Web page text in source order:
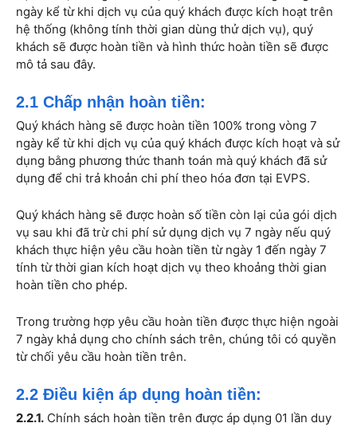
ngày kể từ khi dịch vụ của quý khách được kích hoạt trên
hệ thống (không tính thời gian dùng thử dịch vụ), quý
khách sẽ được hoàn tiền và hình thức hoàn tiền sẽ được
mô tả sau đây.
2.1 Chấp nhận hoàn tiền:
Quý khách hàng sẽ được hoàn tiền 100% trong vòng 7
ngày kể từ khi dịch vụ của quý khách được kích hoạt và sử
dụng bằng phương thức thanh toán mà quý khách đã sử
dụng để chi trả khoản chi phí theo hóa đơn tại EVPS.
Quý khách hàng sẽ được hoàn số tiền còn lại của gói dịch
vụ sau khi đã trừ chi phí sử dụng dịch vụ 7 ngày nếu quý
khách thực hiện yêu cầu hoàn tiền từ ngày 1 đến ngày 7
tính từ thời gian kích hoạt dịch vụ theo khoảng thời gian
hoàn tiền cho phép.
Trong trường hợp yêu cầu hoàn tiền được thực hiện ngoài
7 ngày khả dụng cho chính sách trên, chúng tôi có quyền
từ chối yêu cầu hoàn tiền trên.
2.2 Điều kiện áp dụng hoàn tiền:
2.2.1. Chính sách hoàn tiền trên được áp dụng 01 lần duy